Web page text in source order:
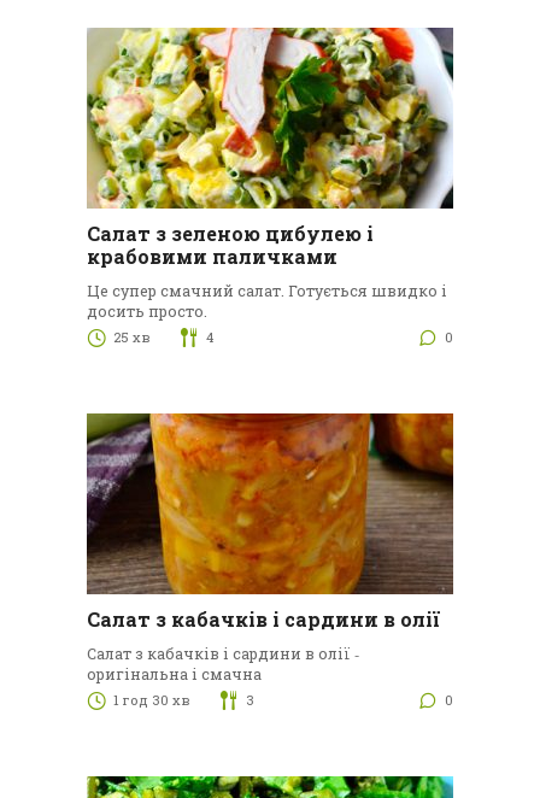
Салат з зеленою цибулею і
крабовими паличками
Це супер смачний салат. Готується швидко і
досить просто.
25 хв 4 0
Салат з кабачків і сардини в олії
Салат з кабачків і сардини в олії ‑
оригінальна і смачна
1 год 30 хв 3 0